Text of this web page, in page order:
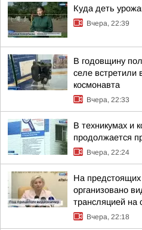
Куда деть
Вчера, 22:39
В годовщину
селе встретили
космонавта
Вчера, 22:33
В техникумах и
продолжается
Вчера, 22:24
На предстоящих
организовано
трансляцией на
Вчера, 22:18